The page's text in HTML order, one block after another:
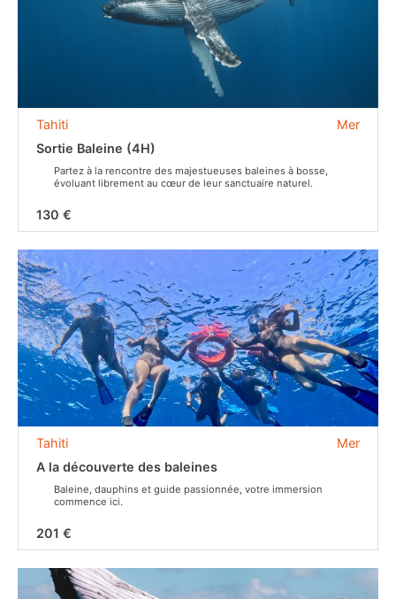
Mer
Tahiti
Sortie Baleine (4H)
Partez à la rencontre des majestueuses baleines à bosse,
évoluant librement au cœur de leur sanctuaire naturel.
130 €
Mer
Tahiti
A la découverte des baleines
Baleine, dauphins et guide passionnée, votre immersion
commence ici.
201 €